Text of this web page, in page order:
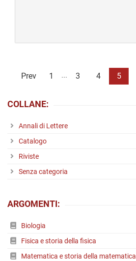
€ 18,00.€ 18,00.
Prev 1 ... 3 4 5
COLLANE:
Annali di Lettere
Catalogo
Riviste
Senza categoria
ARGOMENTI:
Biologia
Fisica e storia della fisica
Matematica e storia della matematica